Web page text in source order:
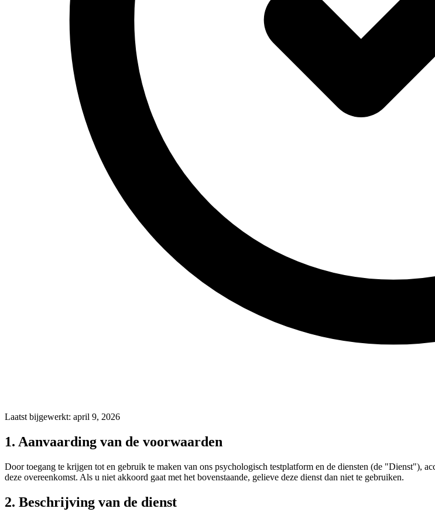
Laatst bijgewerkt: april 9, 2026
1. Aanvaarding van de voorwaarden
Door toegang te krijgen tot en gebruik te maken van ons psychologisch testplatform en de diensten (de "Dienst"),
deze overeenkomst. Als u niet akkoord gaat met het bovenstaande, gelieve deze dienst dan niet te gebruiken.
2. Beschrijving van de dienst